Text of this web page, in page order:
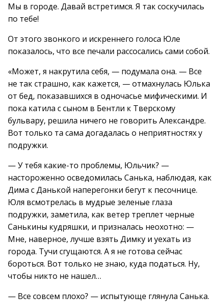
Мы в городе. Давай встретимся. Я так соскучилась
по тебе!
От этого звонкого и искреннего голоса Юле
показалось, что все печали рассосались сами собой.
«Может, я накрутила себя, — подумала она. — Все
не так страшно, как кажется, — отмахнулась Юлька
от бед, показавшихся в одночасье мифическими. И
пока катила с сыном в Бентли к Тверскому
бульвару, решила ничего не говорить Александре.
Вот только та сама догадалась о неприятностях у
подружки.
— У тебя какие-то проблемы, Юльчик? —
настороженно осведомилась Санька, наблюдая, как
Дима с Данькой наперегонки бегут к песочнице.
Юля всмотрелась в мудрые зеленые глаза
подружки, заметила, как ветер треплет черные
Санькины кудряшки, и призналась неохотно: —
Мне, наверное, лучше взять Димку и уехать из
города. Тучи сгущаются. А я не готова сейчас
бороться. Вот только не знаю, куда податься. Ну,
чтобы никто не нашел…
— Все совсем плохо? — испытующе глянула Санька.